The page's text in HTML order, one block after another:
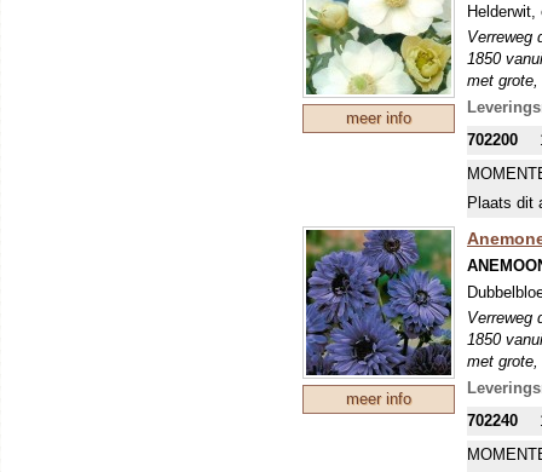
meer info
Verreweg
1850
met
en vrij
702200
Plaats dit
meer info
Verreweg
1850
met
en vrij
702240